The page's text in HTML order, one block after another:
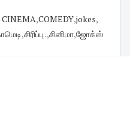
CINEMA,COMEDY,jokes,
,சிரிப்பு .,சினிமா,ஜோக்ஸ்